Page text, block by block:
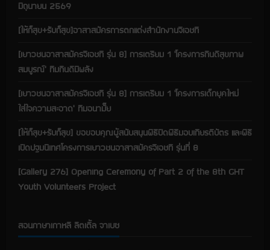
มิถุนายน 2569
[ให้ก็สุข+รับก็สุข]อาสาสมัครการตกแต่งสำนักงานจีเอชที
[เยาวชนอาสาสมัครจีเอชที รุ่น 8] การเตรียม 1 ‘โครงการกินดีสุขภาพ
สมบูรณ์’ ทีมกินดีมีพลัง
[เยาวชนอาสาสมัครจีเอชที รุ่น 8] การเตรียม 1 ‘โครงการเด็กยุคใหม่
ใส่ใจความสะอาด’ ทีมอนามั๊ย
[ให้ก็สุข+รับก็สุข] ขอขอบคุณผู้สนับสนุนพิธีปิดพิธีมอบเกียรติบัตร และพิธี
เปิดปฐมนิเทศโครงการเยาวชนอาสาสมัครจีเอชที รุ่นที่ 8
[Gallery 276] Opening Ceremony of Part 2 of the 8th GHT
Youth Volunteers Project
สอนภาษาเกาหลี ลิตเติ้ล จาเบซ